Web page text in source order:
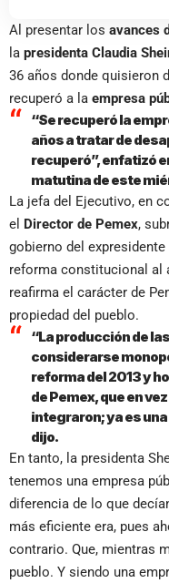
Al presentar los avances
la presidenta Claudia
36 años donde quisieron
recuperó a la empresa
“Se recuperó la
años a tratar de
recuperó”, enfatizó
matutina de este
La jefa del Ejecutivo, en
el Director de Pemex,
gobierno del
reforma constitucional al
reafirma el carácter de
propiedad del pueblo.
“La producción de
considerarse
reforma del 2013 y
de Pemex, que en
integraron; ya es
dijo.
En tanto, la presidenta
tenemos una empresa
diferencia de lo que
más eficiente era, pues
contrario. Que, mientras
pueblo. Y siendo una